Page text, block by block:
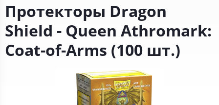
Протекторы Dragon
Shield - Queen Athromark:
Coat-of-Arms (100 шт.)